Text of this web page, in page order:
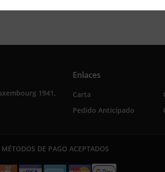
1941,
Enlaces
Carta
Pedido Anticipado
MÉTODOS DE PAGO ACEPTADOS